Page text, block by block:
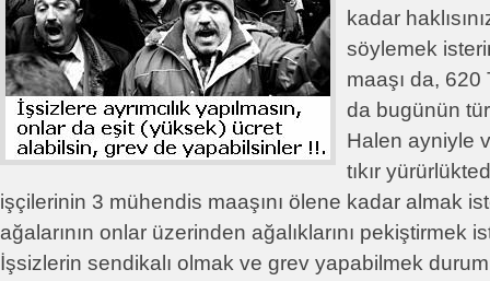
kadar
söylemek
maaşı da, 620
da bugünün
Halen ayniyle
tıkır
işçilerinin 3 mühendis maaşını ölene kadar almak
ağalarının onlar üzerinden ağalıklarını pekiştirmek
İşsizlerin sendikalı olmak ve grev yapabilmek